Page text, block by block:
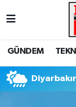
GÜNDEM
Nöbetçi